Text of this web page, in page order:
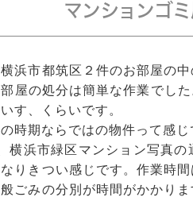
マンションゴ
浜市都筑区２件のお部屋の
屋の処分は簡単な作業でし
す、くらいです。
時期ならではの物件って感じ
横浜市緑区マンション写真の
りきつい感じです。作業時
ごみの分別が時間がかかり